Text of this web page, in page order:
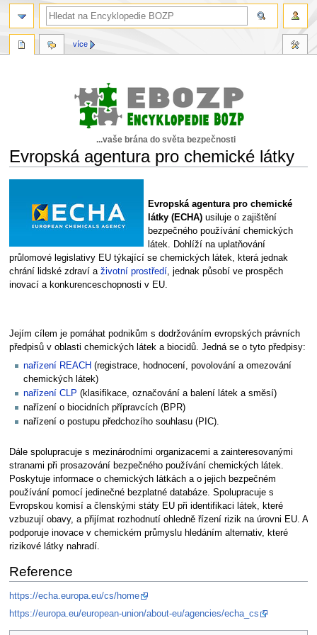
...vaše brána do světa bezpečnosti
Evropská agentura pro chemické látky
navigaci
vyhledávání
Evropská agentura pro chemické
látky (ECHA) usiluje o zajištění
bezpečného používání chemických
látek. Dohlíží na uplatňování
průlomové legislativy EU týkající se chemických látek, která jednak
chrání lidské zdraví a životní prostředí, jednak působí ve prospěch
inovací a konkurenceschopnosti v EU.
Jejím cílem je pomáhat podnikům s dodržováním evropských právních
předpisů v oblasti chemických látek a biocidů. Jedná se o tyto předpisy:
nařízení REACH (registrace, hodnocení, povolování a omezování
chemických látek)
nařízení CLP (klasifikace, označování a balení látek a směsí)
nařízení o biocidních přípravcích (BPR)
nařízení o postupu předchozího souhlasu (PIC).
Dále spolupracuje s mezinárodními organizacemi a zainteresovanými
stranami při prosazování bezpečného používání chemických látek.
Poskytuje informace o chemických látkách a o jejich bezpečném
používání pomocí jedinečné bezplatné databáze. Spolupracuje s
Evropskou komisí a členskými státy EU při identifikaci látek, které
vzbuzují obavy, a přijímat rozhodnutí ohledně řízení rizik na úrovni EU. A
podporuje inovace v chemickém průmyslu hledáním alternativ, které
rizikové látky nahradí.
Reference
https://echa.europa.eu/cs/home
https://europa.eu/european-union/about-eu/agencies/echa_cs
více